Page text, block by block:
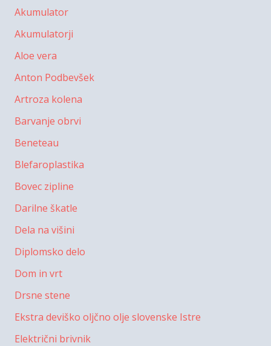
Akumulator
Akumulatorji
Aloe vera
Anton Podbevšek
Artroza kolena
Barvanje obrvi
Beneteau
Blefaroplastika
Bovec zipline
Darilne škatle
Dela na višini
Diplomsko delo
Dom in vrt
Drsne stene
Ekstra deviško oljčno olje slovenske Istre
Električni brivnik